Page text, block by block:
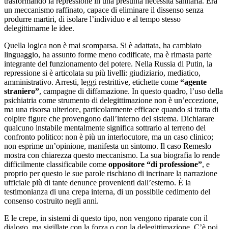
un meccanismo raffinato, capace di eliminare il dissenso senza
produrre martiri, di isolare l’individuo e al tempo stesso
delegittimarne le idee.
Quella logica non è mai scomparsa. Si è adattata, ha cambiato
linguaggio, ha assunto forme meno codificate, ma è rimasta parte
integrante del funzionamento del potere. Nella Russia di Putin, la
repressione si è articolata su più livelli: giudiziario, mediatico,
amministrativo. Arresti, leggi restrittive, etichette come “agente
straniero”, campagne di diffamazione. In questo quadro, l’uso della
psichiatria come strumento di delegittimazione non è un’eccezione,
ma una risorsa ulteriore, particolarmente efficace quando si tratta di
colpire figure che provengono dall’interno del sistema. Dichiarare
qualcuno instabile mentalmente significa sottrarlo al terreno del
confronto politico: non è più un interlocutore, ma un caso clinico;
non esprime un’opinione, manifesta un sintomo. Il caso Remeslo
mostra con chiarezza questo meccanismo. La sua biografia lo rende
difficilmente classificabile come oppositore “di professione”, e
proprio per questo le sue parole rischiano di incrinare la narrazione
ufficiale più di tante denunce provenienti dall’esterno. È la
testimonianza di una crepa interna, di un possibile cedimento del
consenso costruito negli anni.
E le crepe, in sistemi di questo tipo, non vengono riparate con il
dialogo, ma sigillate con la forza o con la delegittimazione. C’è poi